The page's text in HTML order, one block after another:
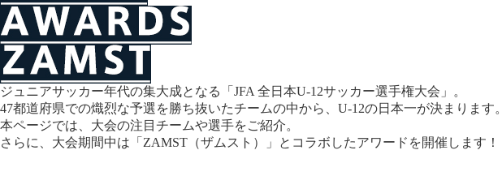
ジュニアサッカー年代の集大成となる
「JFA 全日本U-12サッカー選手権大会」。
47都道府県での熾烈な予選を勝ち抜いたチームの中から、U-12の日本一が決まります。
本ページでは、大会の注目チームや選手をご紹介。
さらに、大会期間中は「ZAMST（ザムスト）」とコラボしたアワードを開催します！